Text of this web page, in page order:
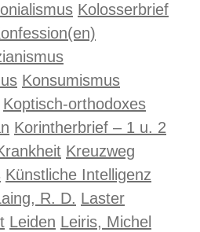
Kolosserbrief
Konsumismus
Koptisch-orthodoxes
Korintherbrief – 1 u. 2
Kreuzweg
Künstliche Intelligenz
R. D. Laster
Leiden Leiris, Michel